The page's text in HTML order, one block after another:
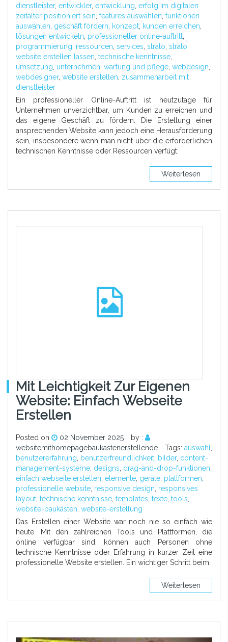
dienstleister, entwickler, entwicklung erfolg im digitalen
zeitalter positioniert sein features auswählen funktionen
auswählen geschäft fördern konzept kunden erreichen
lösungen entwickeln professioneller online-auftritt
programmierung ressourcen services strato strato
website erstellen lassen technische kenntnisse
umsetzung unternehmen wartung und pflege webdesign
webdesigner, website erstellen zusammenarbeit mit
dienstleister
Ein professioneller Online-Auftritt ist heutzutage für
Unternehmen unverzichtbar, um Kunden zu erreichen und
das eigene Geschäft zu fördern. Die Erstellung einer
ansprechenden Website kann jedoch eine Herausforderung
sein, insbesondere wenn man nicht über die erforderlichen
technischen Kenntnisse oder Ressourcen verfügt.
Weiterlesen
Mit Leichtigkeit Zur Eigenen
Website: Einfach Webseite
Erstellen
Posted on 02 November 2025
by :
websitemithomepagebaukastenerstellende
Tags: auswahl
benutzererfahrung
benutzerfreundlichkeit bilder, content-
management-systeme designs drag-and-drop-funktionen
einfach webseite erstellen elemente geräte plattformen
professionelle website responsive design responsives
layout technische kenntnisse templates texte tools
website-baukästen website-erstellung
Das Erstellen einer Website war noch nie so einfach wie
heute. Mit den zahlreichen Tools und Plattformen, die
online verfügbar sind, können auch Personen ohne
technische Kenntnisse oder Erfahrung in kurzer Zeit eine
professionelle Website erstellen. Ein wichtiger Schritt beim
Weiterlesen